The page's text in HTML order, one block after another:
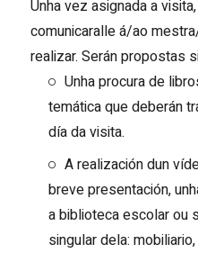
Unha vez asignada a
comunicaralle á/ao
realizar. Serán propostas
Unha procura de
temática que deberán
día da visita.
A realización dun
breve presentación,
a biblioteca escolar ou
singular dela: